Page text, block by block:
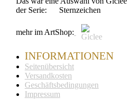
der Serie: Sternzeichen
mehr im ArtShop:
INFORMA­TIONEN
Seiten­übersicht
Versandkosten
Geschäfts­bedingungen
Impressum